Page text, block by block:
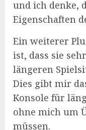
und ich denke,
Eigenschaften
Ein weiterer
ist, dass sie
längeren
Dies gibt mir
Konsole für
ohne mich um
müssen.